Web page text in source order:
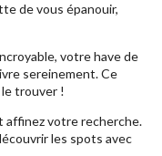
de vous épanouir,
votre have de
sereinement. Ce
trouver !
affinez votre recherche.
les spots avec